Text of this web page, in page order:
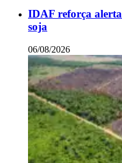
IDAF reforça
soja
06/08/2026